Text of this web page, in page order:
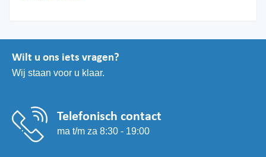
Wilt u ons iets vragen?
Wij staan voor u klaar.
Telefonisch contact
ma t/m za 8:30 - 19:00